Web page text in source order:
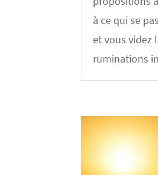
à ce qui se
et vous videz
ruminations